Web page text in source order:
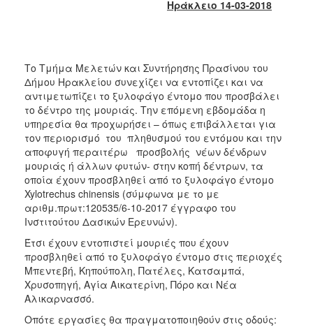
2012
2011
2010
2006
ΤΟΠΟΣ
ΠΟΛΙΤΙΣΜΟΣ
ΑΝΘΕΚΤΙΚΗ
ΠΟΛΗ
Ηράκλειο 14-03-2018
Το Τμήμα Μελετών και Συντήρησης Πρασίνου του
Δήμου Ηρακλείου συνεχίζει να εντοπίζει και να
αντιμετωπίζει το ξυλοφάγο έντομο που προσβάλει
το δέντρο της μουριάς. Την επόμενη εβδομάδα η
υπηρεσία θα προχωρήσει – όπως επιβάλλεται για
τον περιορισμό του πληθυσμού του εντόμου και την
αποφυγή περαιτέρω προσβολής νέων δένδρων
μουριάς ή άλλων φυτών- στην κοπή δέντρων, τα
οποία έχουν προσβληθεί από το ξυλοφάγο έντομο
Xylotrechus chinensis (σύμφωνα με το με
αριθμ.πρωτ:120535/6-10-2017 έγγραφο του
Ινστιτούτου Δασικών Ερευνών).
Έτσι έχουν εντοπιστεί μουριές που έχουν
προσβληθεί από το ξυλοφάγο έντομο στις περιοχές
Μπεντεβή, Κηπούπολη, Πατέλες, Κατσαμπά,
Χρυσοπηγή, Αγία Αικατερίνη, Πόρο και Νέα
Αλικαρνασσό.
Οπότε εργασίες θα πραγματοποιηθούν στις οδούς: